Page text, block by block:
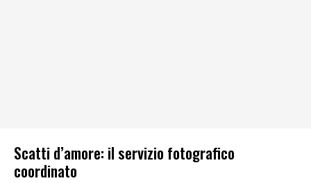
Scatti d’amore: il servizio fotografico
coordinato